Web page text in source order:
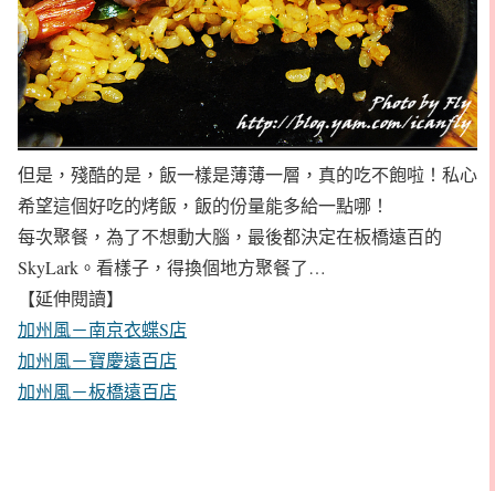
但是，殘酷的是，飯一樣是薄薄一層，真的吃不飽啦！私心
希望這個好吃的烤飯，飯的份量能多給一點哪！
每次聚餐，為了不想動大腦，最後都決定在板橋遠百的
SkyLark。看樣子，得換個地方聚餐了…
【延伸閱讀】
加州風－南京衣蝶S店
加州風－寶慶遠百店
加州風－板橋遠百店